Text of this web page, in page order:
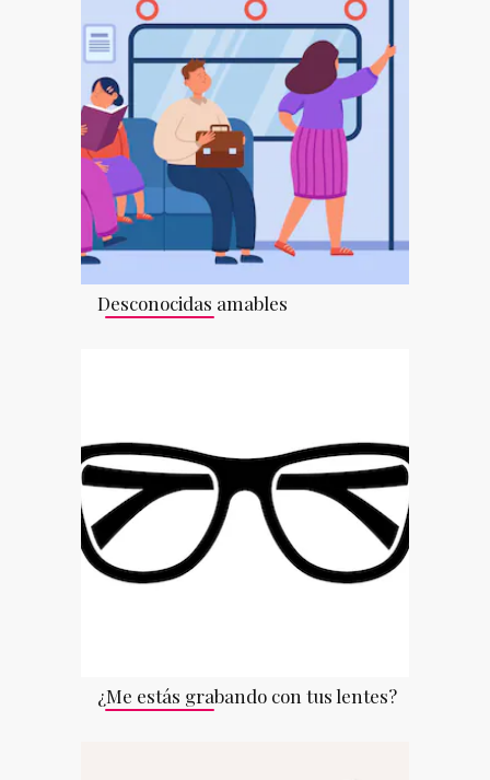
Desconocidas amables
¿Me estás grabando con tus lentes?